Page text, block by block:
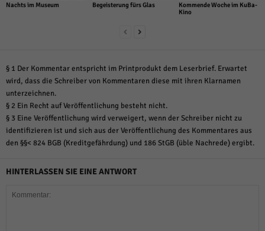
Nachts im Museum Begeisterung fürs Glas
Kommende Woche im KuBa-
Kino
§ 1 Der Kommentar entspricht im Printprodukt dem Leserbrief. Erwartet
wird, dass die Schreiber von Kommentaren diese mit ihren Klarnamen
unterzeichnen.
§ 2 Ein Recht auf Veröffentlichung besteht nicht.
§ 3 Eine Veröffentlichung wird verweigert, wenn der Schreiber nicht zu
identifizieren ist und sich aus der Veröffentlichung des Kommentares aus
den §§< 824 BGB (Kreditgefährdung) und 186 StGB (üble Nachrede) ergibt.
HINTERLASSEN SIE EINE ANTWORT